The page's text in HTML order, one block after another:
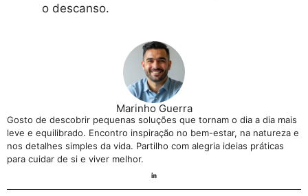
o descanso.
Marinho Guerra
Gosto de descobrir pequenas soluções que tornam o dia a dia mais
leve e equilibrado. Encontro inspiração no bem-estar, na natureza e
nos detalhes simples da vida. Partilho com alegria ideias práticas
para cuidar de si e viver melhor.